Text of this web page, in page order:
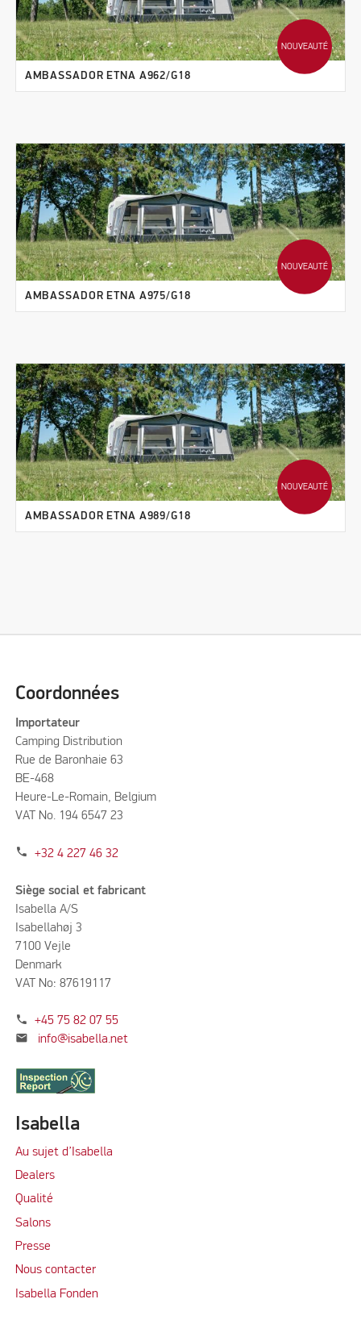
NOUVEAUTÉ
AMBASSADOR ETNA A962/G18
NOUVEAUTÉ
AMBASSADOR ETNA A975/G18
NOUVEAUTÉ
AMBASSADOR ETNA A989/G18
Coordonnées
Importateur
Camping Distribution
Rue de Baronhaie 63
BE-468
Heure-Le-Romain, Belgium
VAT No. 194 6547 23
phone +32 4 227 46 32
Siège social et fabricant
Isabella A/S
Isabellahøj 3
7100 Vejle
Denmark
VAT No: 87619117
phone +45 75 82 07 55
mail info@isabella.net
Isabella
Au sujet d’Isabella
Dealers
Qualité
Salons
Presse
Nous contacter
Isabella Fonden